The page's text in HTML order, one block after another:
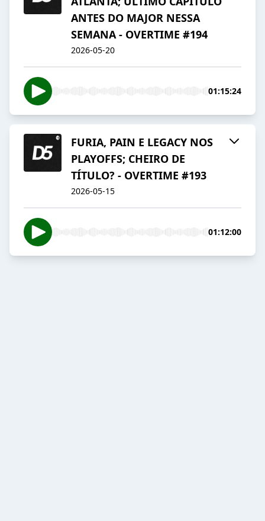
ANTES DO MAJOR NESSA
SEMANA - OVERTIME #194
2026-05-20
01:15:24
FURIA, PAIN E LEGACY NOS
PLAYOFFS; CHEIRO DE
TÍTULO? - OVERTIME #193
2026-05-15
01:12:00